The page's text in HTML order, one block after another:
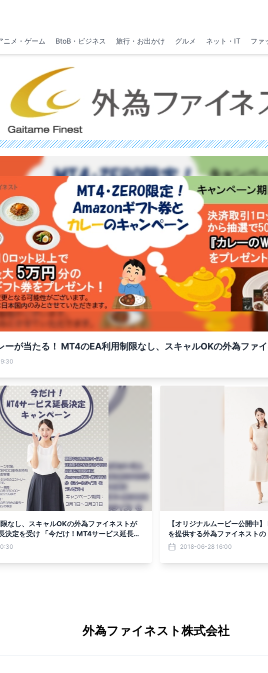
ニメ・ゲーム BtoB・ビジネス 旅行・お出かけ グルメ ネット・IT ファ
ーが当たる！ MT4のEA利用制限なし、スキャルOKの外為ファ
なし、スキャルOKの外為ファイネストが
決定を受け 「今だけ！MT4サービス延長決
「MT4ギフト券＆肉肉キャンペーン」スタ
【オリジナルムービー公開中
を提供する外為ファイネスト
を拠点に活躍するモデル 「綺
2018-06-28 16:00
外為ファイネスト株式会社